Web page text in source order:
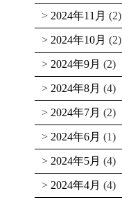
2024年11月 (2)
2024年10月 (2)
2024年9月 (2)
2024年8月 (4)
2024年7月 (2)
2024年6月 (1)
2024年5月 (4)
2024年4月 (4)